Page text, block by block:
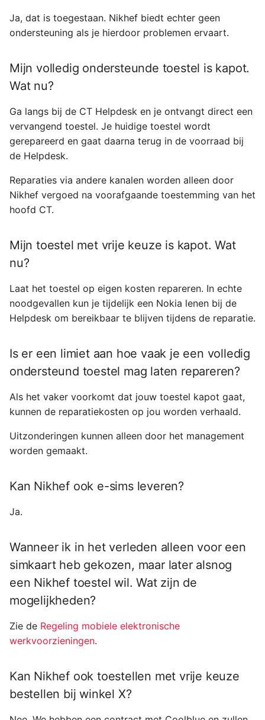
Ja, dat is toegestaan. Nikhef biedt echter geen
ondersteuning als je hierdoor problemen ervaart.
Mijn volledig ondersteunde toestel is kapot.
Wat nu?
Ga langs bij de CT Helpdesk en je ontvangt direct een
vervangend toestel. Je huidige toestel wordt
gerepareerd en gaat daarna terug in de voorraad bij
de Helpdesk.
Reparaties via andere kanalen worden alleen door
Nikhef vergoed na voorafgaande toestemming van het
hoofd CT.
Mijn toestel met vrije keuze is kapot. Wat
nu?
Laat het toestel op eigen kosten repareren. In echte
noodgevallen kun je tijdelijk een Nokia lenen bij de
Helpdesk om bereikbaar te blijven tijdens de reparatie.
Is er een limiet aan hoe vaak je een volledig
ondersteund toestel mag laten repareren?
Als het vaker voorkomt dat jouw toestel kapot gaat,
kunnen de reparatiekosten op jou worden verhaald.
Uitzonderingen kunnen alleen door het management
worden gemaakt.
Kan Nikhef ook e-sims leveren?
Ja.
Wanneer ik in het verleden alleen voor een
simkaart heb gekozen, maar later alsnog
een Nikhef toestel wil. Wat zijn de
mogelijkheden?
Zie de Regeling mobiele elektronische
werkvoorzieningen.
Kan Nikhef ook toestellen met vrije keuze
bestellen bij winkel X?